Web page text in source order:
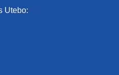
Utebo: